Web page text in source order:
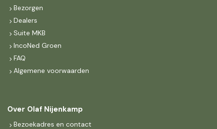
Bezorgen
Dealers
Suite MKB
IncoNed Groen
FAQ
Algemene voorwaarden
Over Olaf Nijenkamp
Bezoekadres en contact